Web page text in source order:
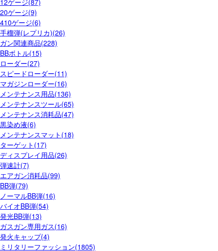
12ゲージ(87)
20ゲージ(9)
410ゲージ(6)
手榴弾(レプリカ)(26)
ガン関連商品(228)
BBボトル(15)
ローダー(27)
スピードローダー(11)
マガジンローダー(16)
メンテナンス用品(136)
メンテナンスツール(65)
メンテナンス消耗品(47)
黒染め液(6)
メンテナンスマット(18)
ターゲット(17)
ディスプレイ用品(26)
弾速計(7)
エアガン消耗品(99)
BB弾(79)
ノーマルBB弾(16)
バイオBB弾(54)
発光BB弾(13)
ガスガン専用ガス(16)
発火キャップ(4)
ミリタリーファッション(1805)